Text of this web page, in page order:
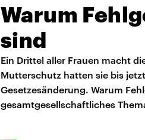
Warum
sind
Ein Drittel aller Frauen macht
Mutterschutz hatten sie bis
Gesetzesänderung. Warum
gesamtgesellschaftliches